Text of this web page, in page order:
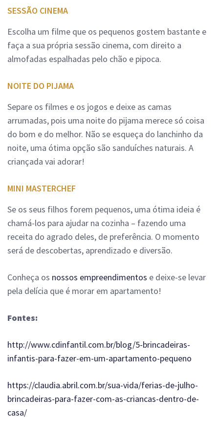
SESSÃO CINEMA
Escolha um filme que os pequenos gostem bastante e
faça a sua própria sessão cinema, com direito a
almofadas espalhadas pelo chão e pipoca.
NOITE DO PIJAMA
Separe os filmes e os jogos e deixe as camas
arrumadas, pois uma noite do pijama merece só coisa
do bom e do melhor. Não se esqueça do lanchinho da
noite, uma ótima opção são sanduíches naturais. A
criançada vai adorar!
MINI MASTERCHEF
Se os seus filhos forem pequenos, uma ótima ideia é
chamá-los para ajudar na cozinha – fazendo uma
receita do agrado deles, de preferência. O momento
será de descobertas, aprendizado e diversão.
Conheça os nossos empreendimentos e deixe-se levar
pela delícia que é morar em apartamento!
Fontes:
http://www.cdinfantil.com.br/blog/5-brincadeiras-
infantis-para-fazer-em-um-apartamento-pequeno
https://claudia.abril.com.br/sua-vida/ferias-de-julho-
brincadeiras-para-fazer-com-as-criancas-dentro-de-
casa/